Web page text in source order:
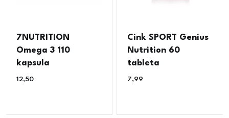
7NUTRITION
Omega 3 110
kapsula
12,50
Cink SPORT Genius
Nutrition 60
tableta
7,99